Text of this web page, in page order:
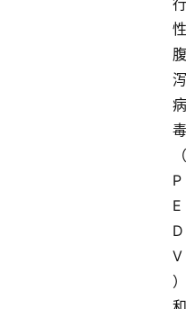
行
性
腹
泻
病
毒
（
P
E
D
V
）